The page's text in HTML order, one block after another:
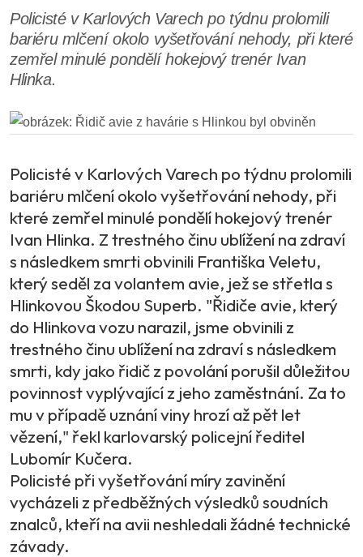
Policisté v Karlových Varech po týdnu prolomili
bariéru mlčení okolo vyšetřování nehody, při které
zemřel minulé pondělí hokejový trenér Ivan
Hlinka.
Policisté v Karlových Varech po týdnu prolomili
bariéru mlčení okolo vyšetřování nehody, při
které zemřel minulé pondělí hokejový trenér
Ivan Hlinka. Z trestného činu ublížení na zdraví
s následkem smrti obvinili Františka Veletu,
který seděl za volantem avie, jež se střetla s
Hlinkovou Škodou Superb. "Řidiče avie, který
do Hlinkova vozu narazil, jsme obvinili z
trestného činu ublížení na zdraví s následkem
smrti, kdy jako řidič z povolání porušil důležitou
povinnost vyplývající z jeho zaměstnání. Za to
mu v případě uznání viny hrozí až pět let
vězení," řekl karlovarský policejní ředitel
Lubomír Kučera.
Policisté při vyšetřování míry zavinění
vycházeli z předběžných výsledků soudních
znalců, kteří na avii neshledali žádné technické
závady.